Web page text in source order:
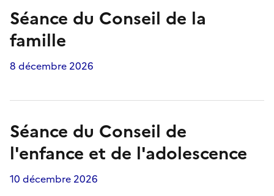
Séance du Conseil de la
famille
8 décembre 2026
Séance du Conseil de
l'enfance et de l'adolescence
10 décembre 2026